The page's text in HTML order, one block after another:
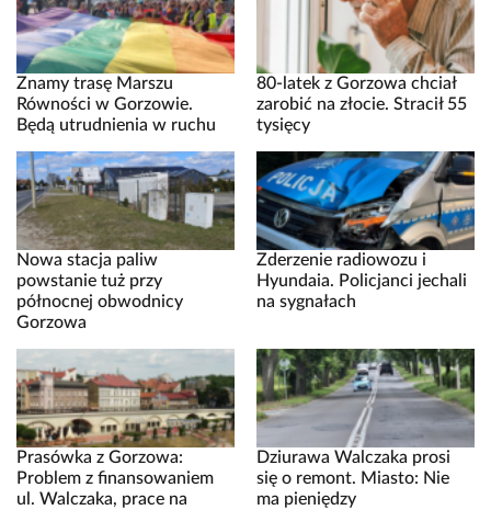
Znamy trasę Marszu
Równości w Gorzowie.
Będą utrudnienia w ruchu
80-latek z Gorzowa chciał
zarobić na złocie. Stracił 55
tysięcy
Nowa stacja paliw
powstanie tuż przy
północnej obwodnicy
Gorzowa
Zderzenie radiowozu i
Hyundaia. Policjanci jechali
na sygnałach
Prasówka z Gorzowa:
Problem z finansowaniem
ul. Walczaka, prace na
Dziurawa Walczaka prosi
się o remont. Miasto: Nie
ma pieniędzy